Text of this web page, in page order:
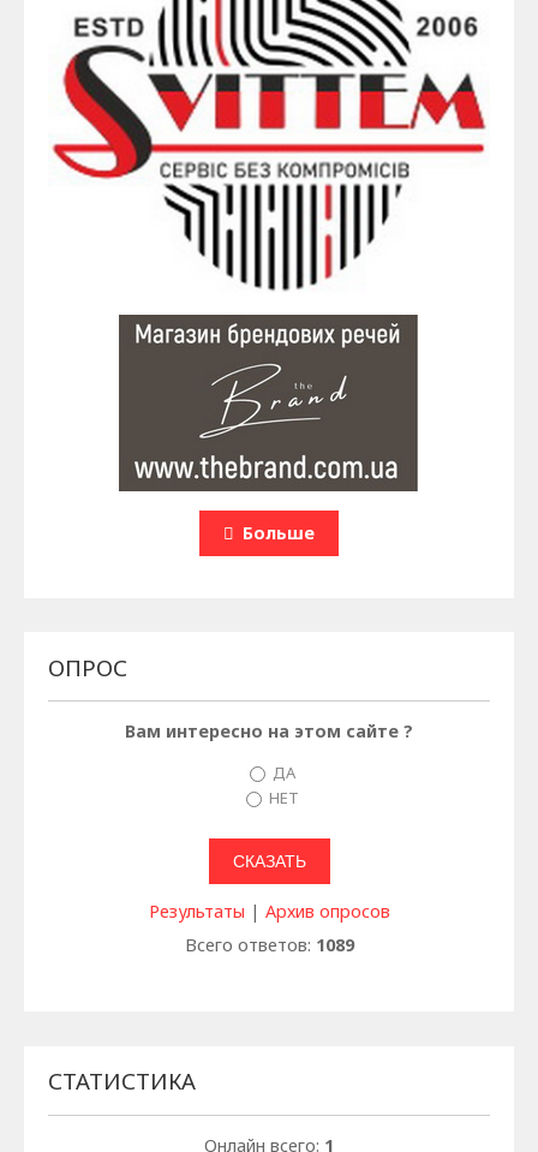
Больше
ОПРОС
Вам интересно на этом сайте ?
ДА
НЕТ
Результаты | Архив опросов
Всего ответов: 1089
СТАТИСТИКА
Онлайн всего: 1